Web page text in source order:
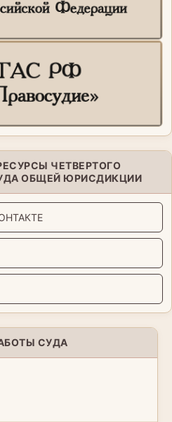
ЧЕТВЕРТОГО
ОБЩЕЙ ЮРИСДИКЦИИ
СУДА